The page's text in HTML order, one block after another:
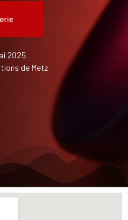
2025
de Metz